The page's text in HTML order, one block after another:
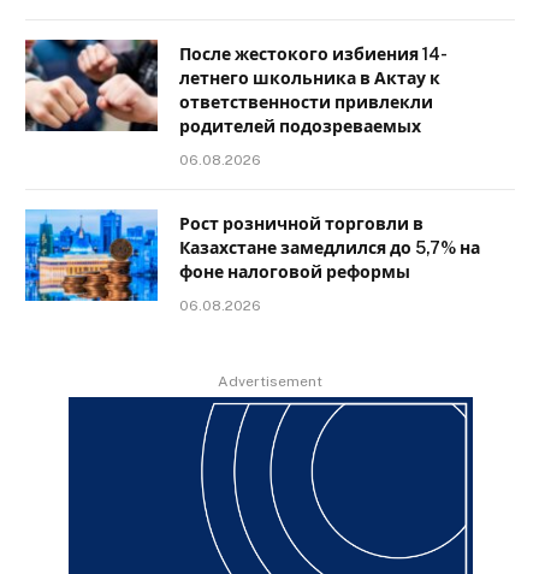
После жестокого избиения 14-
летнего школьника в Актау к
ответственности привлекли
родителей подозреваемых
06.08.2026
Рост розничной торговли в
Казахстане замедлился до 5,7% на
фоне налоговой реформы
06.08.2026
Advertisement